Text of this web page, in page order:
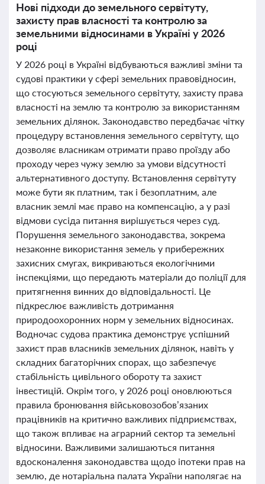
Нові підходи до земельного сервітуту,
захисту прав власності та контролю за
земельними відносинами в Україні у 2026
році
У 2026 році в Україні відбуваються важливі зміни та
судові практики у сфері земельних правовідносин,
що стосуються земельного сервітуту, захисту права
власності на землю та контролю за використанням
земельних ділянок. Законодавство передбачає чітку
процедуру встановлення земельного сервітуту, що
дозволяє власникам отримати право проїзду або
проходу через чужу землю за умови відсутності
альтернативного доступу. Встановлення сервітуту
може бути як платним, так і безоплатним, але
власник землі має право на компенсацію, а у разі
відмови сусіда питання вирішується через суд.
Порушення земельного законодавства, зокрема
незаконне використання земель у прибережних
захисних смугах, викриваються екологічними
інспекціями, що передають матеріали до поліції для
притягнення винних до відповідальності. Це
підкреслює важливість дотримання
природоохоронних норм у земельних відносинах.
Водночас судова практика демонструє успішний
захист прав власників земельних ділянок, навіть у
складних багаторічних спорах, що забезпечує
стабільність цивільного обороту та захист
інвестицій. Окрім того, у 2026 році оновлюються
правила бронювання військовозобов’язаних
працівників на критично важливих підприємствах,
що також впливає на аграрний сектор та земельні
відносини. Важливими залишаються питання
вдосконалення законодавства щодо іпотеки прав на
землю, де нотаріальна палата України наполягає на